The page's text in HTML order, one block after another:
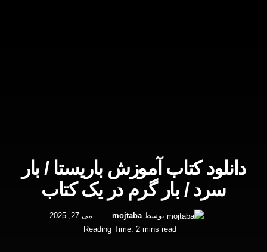
دانلود کتاب آموزش باریستا / بار
سرد / بار گرم در یک کتاب
توسط mojtaba
می 27, 2025
Reading Time: 2 mins read